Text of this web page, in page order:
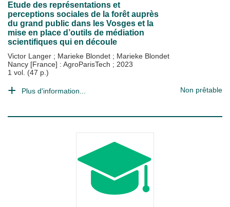
Etude des représentations et
perceptions sociales de la forêt auprès
du grand public dans les Vosges et la
mise en place d’outils de médiation
scientifiques qui en découle
Victor Langer ; Marieke Blondet ; Marieke Blondet
Nancy [France] : AgroParisTech ; 2023
1 vol. (47 p.)
Plus d'information... Non prêtable